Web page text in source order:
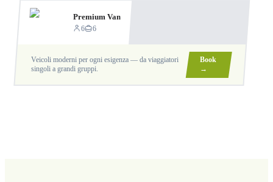
Premium Van
6 6
Veicoli moderni per ogni esigenza — da viaggiatori
singoli a grandi gruppi.
Book
→